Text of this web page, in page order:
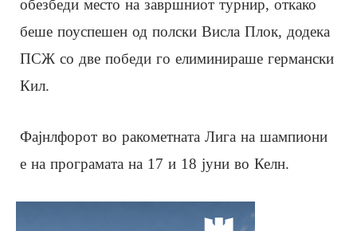
обезбеди место на завршниот турнир, откако
беше поуспешен од полски Висла Плок, додека
ПСЖ со две победи го елиминираше германски
Кил.
Фајнлфорот во ракометната Лига на шампиони
е на програмата на 17 и 18 јуни во Келн.